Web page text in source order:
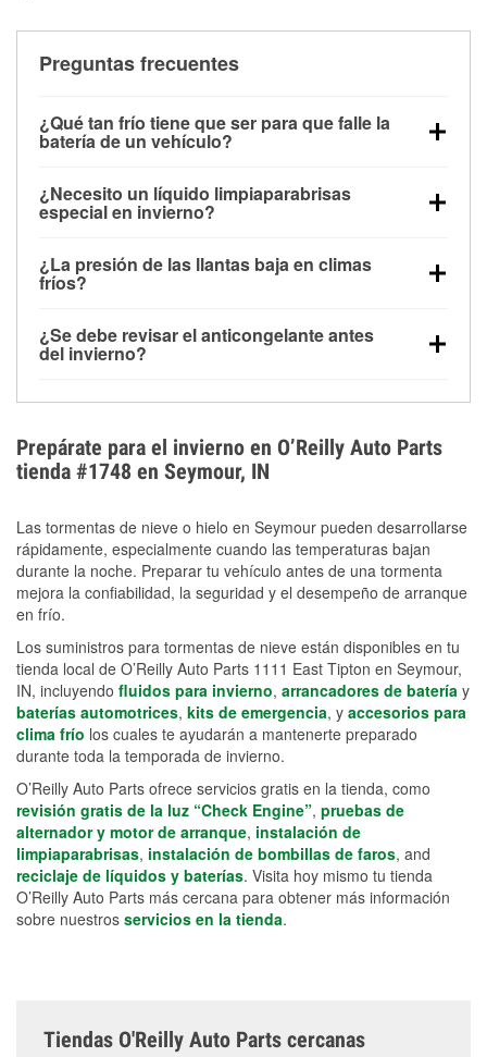
Preguntas frecuentes
¿Qué tan frío tiene que ser para que falle la
batería de un vehículo?
debajo de los 32 °F y puede perder hasta la mitad de
su potencia de arranque cerca de los 0 °F, lo que
arranque.
¿Necesito un líquido limpiaparabrisas
especial en invierno?
la congelación y ayuda a disolver la sal y la nieve
derretida en la carretera para mejorar la visibilidad.
¿La presión de las llantas baja en climas
fríos?
alrededor de 1 PSI por cada 10 °F que baja la
temperatura. Puedes obtener más información sobre
¿Se debe revisar el anticongelante antes
del invierno?
el sobrecalentamiento en condiciones de frío
extremo. Aprende cómo comprobar la protección
anticongelante en nuestra sección How-To.
Prepárate para el invierno en O’Reilly Auto Parts
tienda #1748 en Seymour, IN
Las tormentas de nieve o hielo en Seymour pueden desarrollarse
rápidamente, especialmente cuando las temperaturas bajan
durante la noche. Preparar tu vehículo antes de una tormenta
mejora la confiabilidad, la seguridad y el desempeño de arranque
en frío.
Los suministros para tormentas de nieve están disponibles en tu
tienda local de O’Reilly Auto Parts 1111 East Tipton en Seymour,
IN, incluyendo fluidos para invierno, arrancadores de batería y
baterías automotrices, kits de emergencia, y accesorios para
clima frío los cuales te ayudarán a mantenerte preparado
durante toda la temporada de invierno.
O’Reilly Auto Parts ofrece servicios gratis en la tienda, como
revisión gratis de la luz “Check Engine”, pruebas de
alternador y motor de arranque, instalación de
limpiaparabrisas, instalación de bombillas de faros, and
reciclaje de líquidos y baterías. Visita hoy mismo tu tienda
O’Reilly Auto Parts más cercana para obtener más información
sobre nuestros servicios en la tienda.
Tiendas O'Reilly Auto Parts cercanas